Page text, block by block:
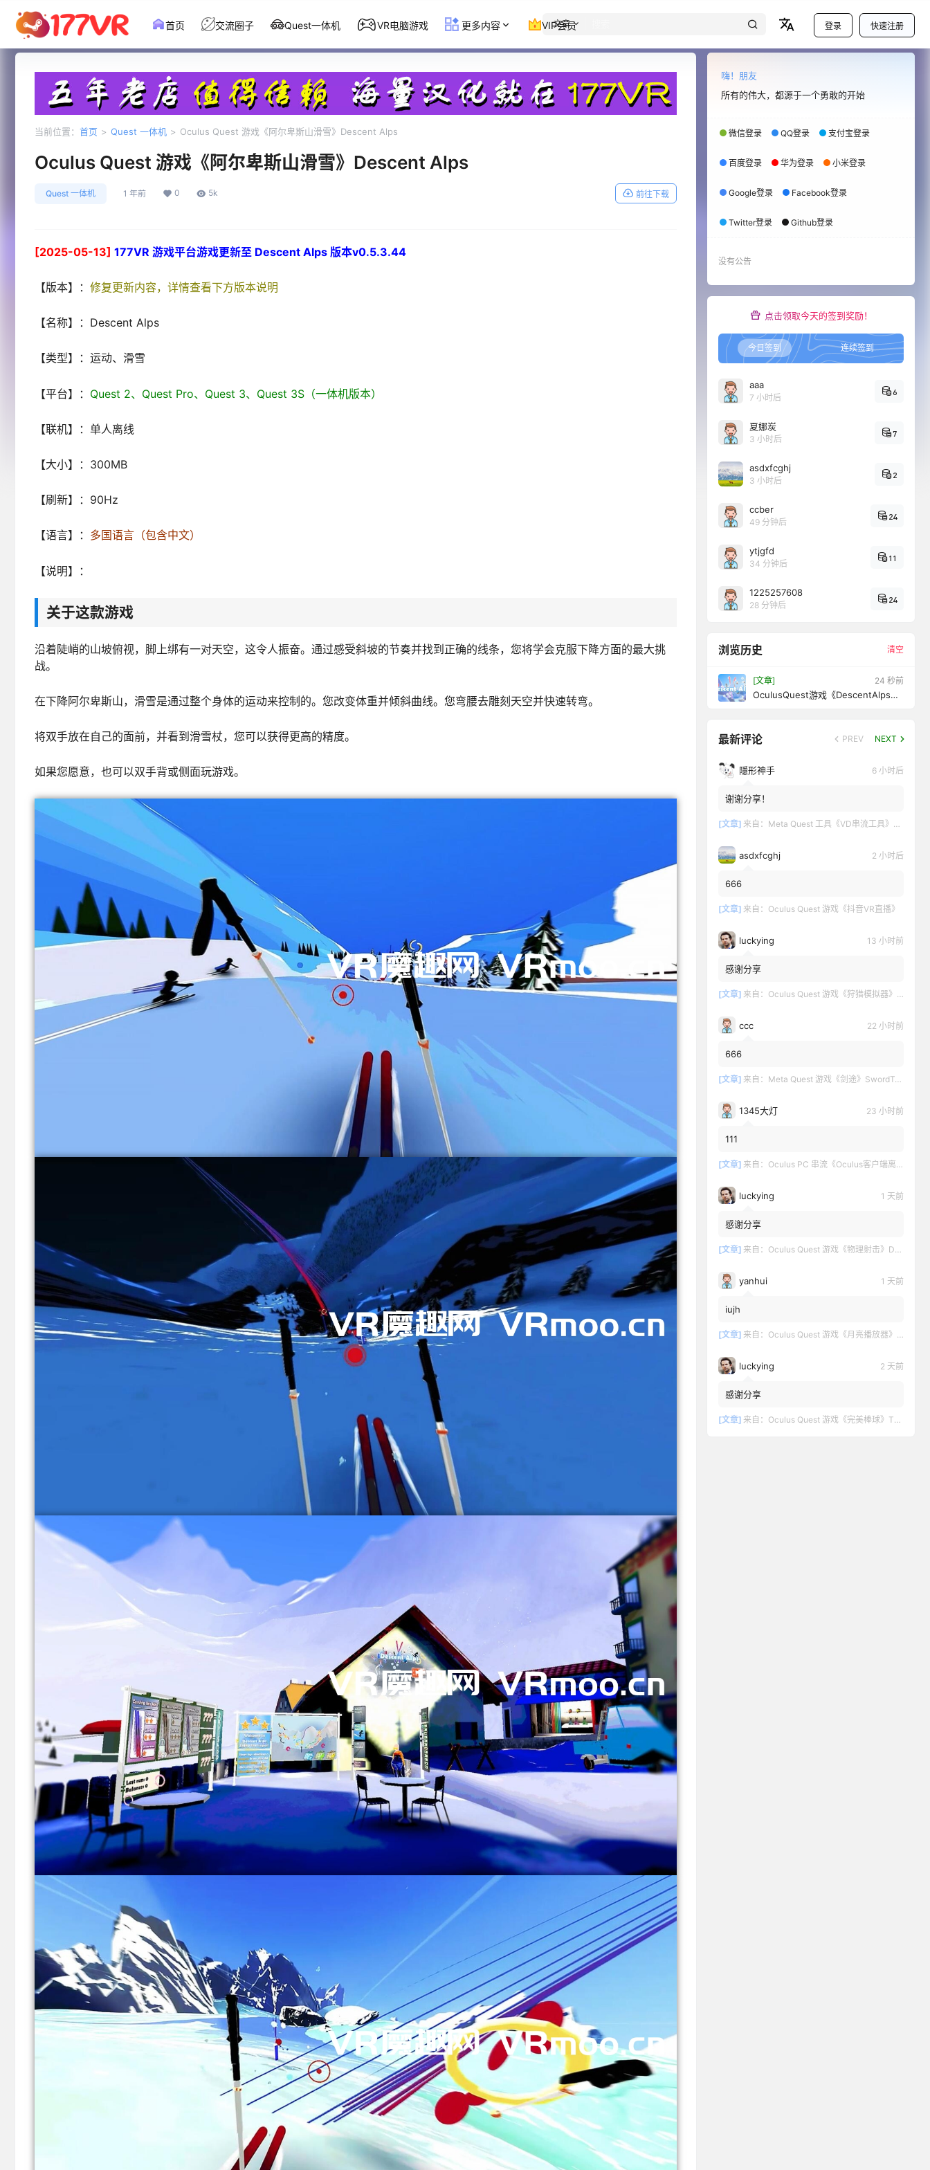
文章 登录 快速注册
首页 交流圈子 Quest一体机 VR电脑游戏 更多内容 VIP会员
当前位置： 首页 > Quest 一体机 > Oculus Quest 游戏《阿尔卑斯山滑雪》Descent Alps
Oculus Quest 游戏《阿尔卑斯山滑雪》Descent Alps
Quest 一体机 1 年前 0 5k 前往下载
[2025-05-13] 177VR 游戏平台游戏更新至 Descent Alps 版本v0.5.3.44
【版本】： 修复更新内容，详情查看下方版本说明
【名称】：Descent Alps
【类型】：运动、滑雪
【平台】： Quest 2、Quest Pro、Quest 3、Quest 3S（一体机版本）
【联机】：单人离线
【大小】：300MB
【刷新】：90Hz
【语言】： 多国语言（包含中文）
【说明】：
关于这款游戏
沿着陡峭的山坡俯视，脚上绑有一对天空，这令人振奋。通过感受斜坡的节奏并找到正确的线条，您将学会克服下降方面的最大挑
战。
在下降阿尔卑斯山，滑雪是通过整个身体的运动来控制的。您改变体重并倾斜曲线。您弯腰去雕刻天空并快速转弯。
将双手放在自己的面前，并看到滑雪杖，您可以获得更高的精度。
如果您愿意，也可以双手背或侧面玩游戏。
嗨！朋友
所有的伟大，都源于一个勇敢的开始
微信登录 QQ登录 支付宝登录
百度登录 华为登录 小米登录
Google登录 Facebook登录
Twitter登录 Github登录
没有公告
点击领取今天的签到奖励！
今日签到 连续签到
aaa
7 小时后
6
夏娜炭
3 小时后
7
asdxfcghj
3 小时后
2
ccber
49 分钟后
24
ytjgfd
34 分钟后
11
1225257608
28 分钟后
24
浏览历史 清空
[文章] 26 秒前
OculusQuest游戏《DescentAlps》
最新评论 PREV NEXT
隱形神手 6 小时后
谢谢分享！
[文章] 来自： Meta Quest 工具《VD串流工具》Virtual Desktop 破解版
asdxfcghj 2 小时后
666
[文章] 来自： Oculus Quest 游戏《抖音VR直播》
luckying 13 小时前
感谢分享
[文章] 来自： Oculus Quest 游戏《狩猎模拟器》Hunting Simulator
ccc 22 小时前
666
[文章] 来自： Meta Quest 游戏《剑途》SwordTrip
1345大灯 23 小时前
111
[文章] 来自： Oculus PC 串流《Oculus客户端离线版》最新版下载
luckying 1 天前
感谢分享
[文章] 来自： Oculus Quest 游戏《物理射击》DOWNSHOT
yanhui 1 天前
iujh
[文章] 来自： Oculus Quest 游戏《月亮播放器》Moon VR Video Player
luckying 2 天前
感谢分享
[文章] 来自： Oculus Quest 游戏《完美棒球》TOTALLY BASEBALL